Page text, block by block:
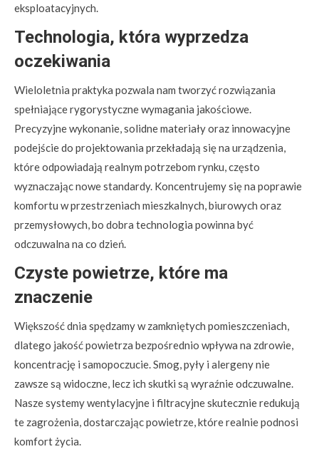
eksploatacyjnych.
Technologia, która wyprzedza
oczekiwania
Wieloletnia praktyka pozwala nam tworzyć rozwiązania
spełniające rygorystyczne wymagania jakościowe.
Precyzyjne wykonanie, solidne materiały oraz innowacyjne
podejście do projektowania przekładają się na urządzenia,
które odpowiadają realnym potrzebom rynku, często
wyznaczając nowe standardy. Koncentrujemy się na poprawie
komfortu w przestrzeniach mieszkalnych, biurowych oraz
przemysłowych, bo dobra technologia powinna być
odczuwalna na co dzień.
Czyste powietrze, które ma
znaczenie
Większość dnia spędzamy w zamkniętych pomieszczeniach,
dlatego jakość powietrza bezpośrednio wpływa na zdrowie,
koncentrację i samopoczucie. Smog, pyły i alergeny nie
zawsze są widoczne, lecz ich skutki są wyraźnie odczuwalne.
Nasze systemy wentylacyjne i filtracyjne skutecznie redukują
te zagrożenia, dostarczając powietrze, które realnie podnosi
komfort życia.